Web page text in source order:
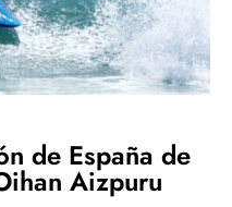
de España de
Aizpuru